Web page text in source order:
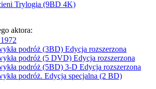
Trylogia (9BD 4K)
aktora:
podróż (3BD) Edycja rozszerzona
podróż (5 DVD) Edycja rozszerzona
podróż (5BD) 3-D Edycja rozszerzona
podróż. Edycja specjalna (2 BD)